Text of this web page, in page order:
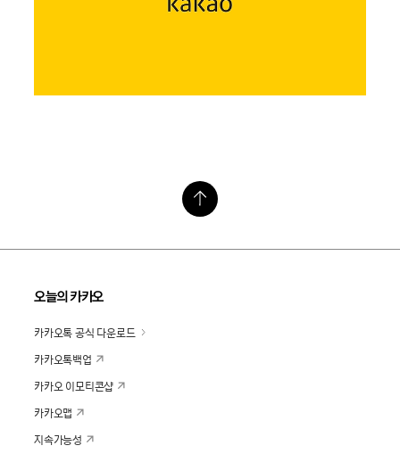
오늘의 카카오
카카오톡 공식 다운로드
카카오톡백업
카카오 이모티콘샵
카카오맵
지속가능성